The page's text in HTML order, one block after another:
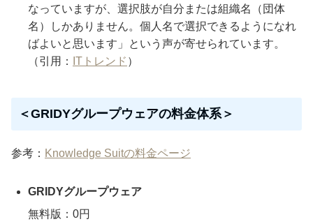
なっていますが、選択肢が自分または組織名（団体
名）しかありません。個人名で選択できるようになれ
ばよいと思います」という声が寄せられています。
（引用：
ITトレンド ）
＜GRIDYグループウェアの料金体系＞
参考： Knowledge Suitの料金ページ
GRIDYグループウェア
無料版：0円